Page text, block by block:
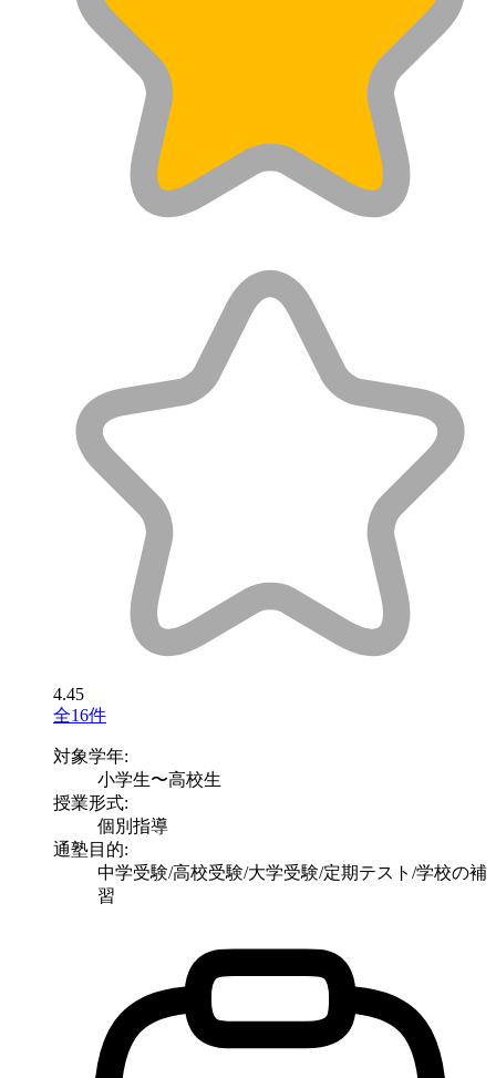
4.45
全16件
対象学年:
小学生〜高校生
授業形式:
個別指導
通塾目的:
中学受験/高校受験/大学受験/定期テスト/学校の補
習